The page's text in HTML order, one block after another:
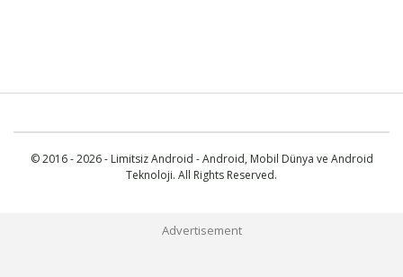
© 2016 - 2026 - Limitsiz Android - Android, Mobil Dünya ve Android
Teknoloji. All Rights Reserved.
Advertisement